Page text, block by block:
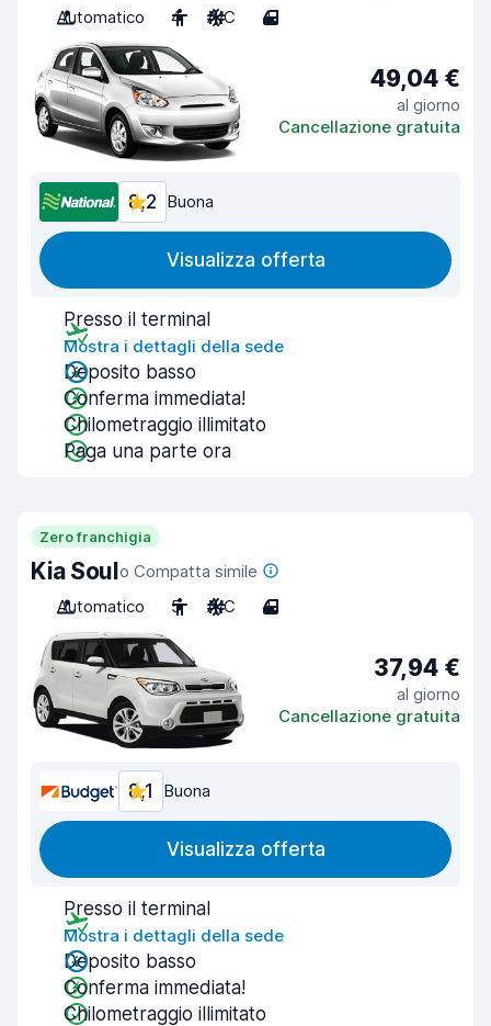
Automatico
4 A/C 4
49,04 €
al giorno
Cancellazione gratuita
8,2 Buona
Visualizza offerta
Presso il terminal
Mostra i dettagli della sede
Deposito basso
Conferma immediata!
Chilometraggio illimitato
Paga una parte ora
Zero franchigia
Kia Soulo Compatta simile
Automatico
5 A/C 4
37,94 €
al giorno
Cancellazione gratuita
8,1 Buona
Visualizza offerta
Presso il terminal
Mostra i dettagli della sede
Deposito basso
Conferma immediata!
Chilometraggio illimitato